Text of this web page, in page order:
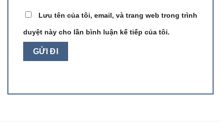
Lưu tên của tôi, email, và trang web trong trình
duyệt này cho lần bình luận kế tiếp của tôi.